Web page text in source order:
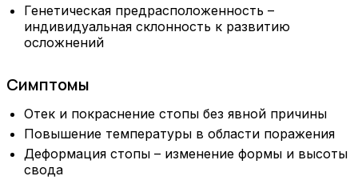
Генетическая предрасположенность –
индивидуальная склонность к развитию
осложнений
Симптомы
Отек и покраснение стопы без явной причины
Повышение температуры в области поражения
Деформация стопы – изменение формы и высоты
свода